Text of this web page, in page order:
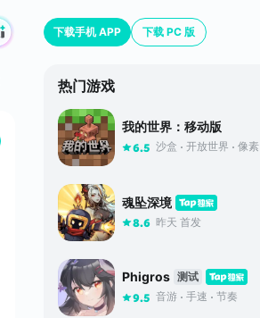
下载手机 APP 下载 PC 版
热门游戏
我的世界：移动版
6.5 沙盒 开放世界 像素
魂坠深境
8.6 昨天 首发
Phigros 测试
9.5 音游 手速 节奏